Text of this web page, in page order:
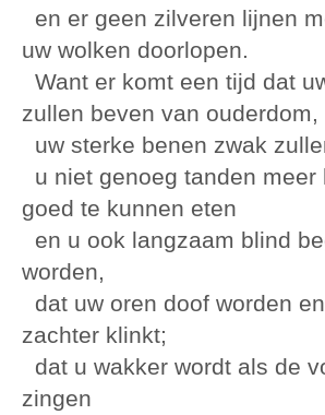
en er geen zilveren lijnen
uw wolken doorlopen.
Want er komt een tijd dat
zullen beven van ouderdom,
uw sterke benen zwak
u niet genoeg tanden meer
goed te kunnen eten
en u ook langzaam blind
worden,
dat uw oren doof worden
zachter klinkt;
dat u wakker wordt als de
zingen